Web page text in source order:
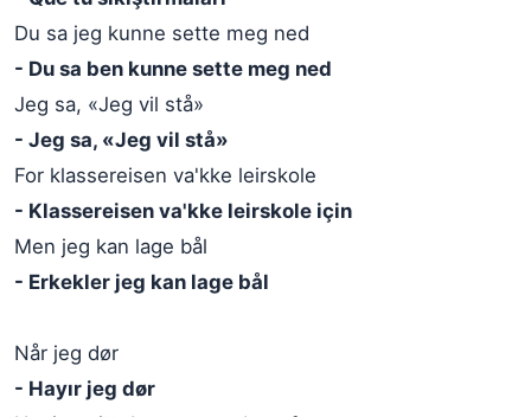
Du sa jeg kunne sette meg ned
- Du sa ben kunne sette meg ned
Jeg sa, «Jeg vil stå»
- Jeg sa, «Jeg vil stå»
For klassereisen va'kke leirskole
- Klassereisen va'kke leirskole için
Men jeg kan lage bål
- Erkekler jeg kan lage bål
Når jeg dør
- Hayır jeg dør